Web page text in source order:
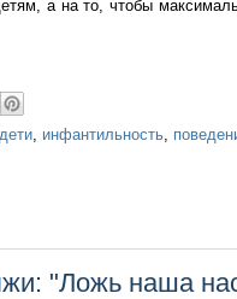
а на то, чтобы
дети инфантильность
"Ложь наша